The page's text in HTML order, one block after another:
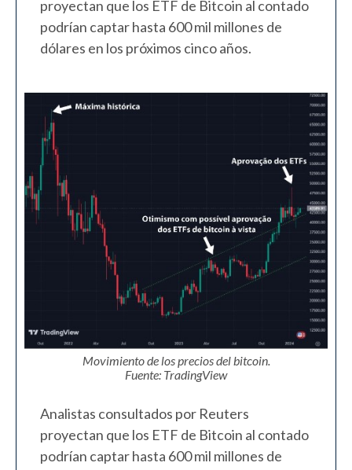
proyectan que los ETF de Bitcoin al contado
podrían captar hasta 600 mil millones de
dólares en los próximos cinco años.
Movimiento de los precios del bitcoin.
Fuente: TradingView
Analistas consultados por Reuters
proyectan que los ETF de Bitcoin al contado
podrían captar hasta 600 mil millones de